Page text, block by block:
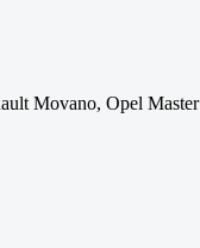
Movano, Opel Master